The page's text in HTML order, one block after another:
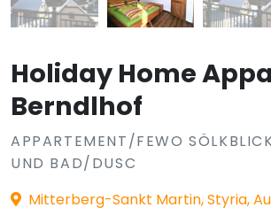
Holiday Home
Berndlhof
APPARTEMENT/FEWO
UND BAD/DUSC
Mitterberg-Sankt Martin, Styria,